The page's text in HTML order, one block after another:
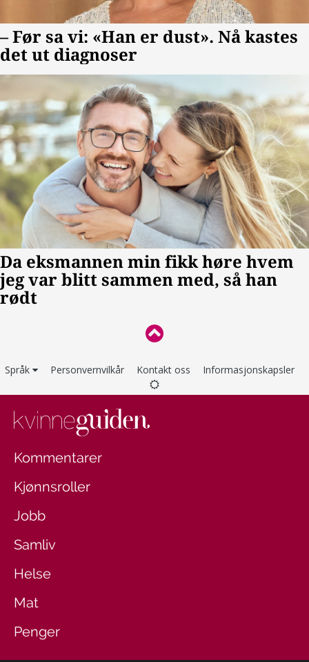
Språk Personvernvilkår Kontakt oss Informasjonskapsler
Kommentarer
Kjønnsroller
Jobb
Samliv
Helse
Mat
Penger